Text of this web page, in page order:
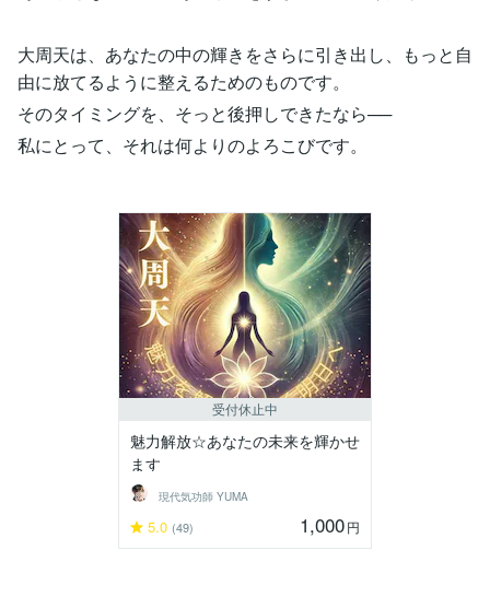
大周天は、あなたの中の輝きをさらに引き出し、もっと自
由に放てるように整えるためのものです。
そのタイミングを、そっと後押しできたなら──
私にとって、それは何よりのよろこびです。
受付休止中
魅力解放☆あなたの未来を輝かせ
ます
現代気功師 YUMA
5.0 (49) 1,000円